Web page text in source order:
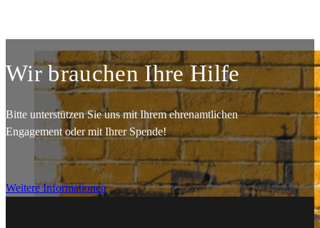
Wir brauchen Ihre Hilfe
Bitte unterstützen Sie uns mit Ihrem ehrenamtlichen
Engagement oder mit Ihrer Spende!
Weitere Informationen